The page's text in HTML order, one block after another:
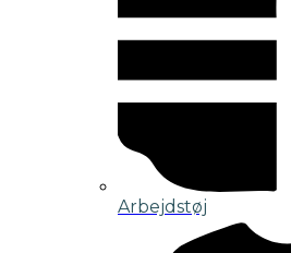
Arbejdstøj